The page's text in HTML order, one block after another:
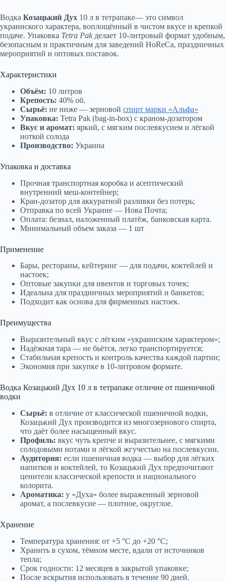
Водка Козацький Дух 10 л в тетрапаке— это символ
украинского характера, воплощённый в чистом вкусе и крепкой
подаче. Упаковка Tetra Pak делает 10-литровый формат удобным,
безопасным и практичным для заведений HoReCa, праздничных
мероприятий и оптовых поставок.
Характеристики
Объём: 10 литров
Крепость: 40% об.
Сырьё: не ниже — зерновой спирт марки «Альфа»
Упаковка: Tetra Pak (bag-in-box) с краном-дозатором
Вкус и аромат: яркий, с мягким послевкусием и лёгкой
ноткой солода
Производство: Украина
Упаковка и доставка
Прочная транспортная коробка и асептический
внутренний меш-контейнер;
Кран-дозатор для аккуратной разливки без потерь;
Отправка по всей Украине — Нова Почта;
Оплата: безнал, наложенный платёж, банковская карта.
Минимальный объем заказа — 1 шт
Применение
Бары, рестораны, кейтеринг — для подачи, коктейлей и
настоек;
Оптовые закупки для ивентов и торговых точек;
Идеальна для праздничных мероприятий и банкетов;
Подходит как основа для фирменных настоек.
Преимущества
Выразительный вкус с лёгким «украинским характером»;
Надёжная тара — не бьётся, легко транспортируется;
Стабильная крепость и контроль качества каждой партии;
Экономия при закупке в 10-литровом формате.
Водка Козацький Дух 10 л в тетрапаке отличие от пшеничной
водки
Сырьё: в отличие от классической пшеничной водки,
Козацький Дух производится из многозернового спирта,
что даёт более насыщенный вкус.
Профиль: вкус чуть крепче и выразительнее, с мягкими
солодовыми нотами и лёгкой жгучестью на послевкусии.
Аудитория: если пшеничная водка — выбор для лёгких
напитков и коктейлей, то Козацький Дух предпочитают
ценители классической крепости и национального
колорита.
Ароматика: у «Духа» более выраженный зерновой
аромат, а послевкусие — плотное, округлое.
Хранение
Температура хранения: от +5 °C до +20 °C;
Хранить в сухом, тёмном месте, вдали от источников
тепла;
Срок годности: 12 месяцев в закрытой упаковке;
После вскрытия использовать в течение 90 дней.